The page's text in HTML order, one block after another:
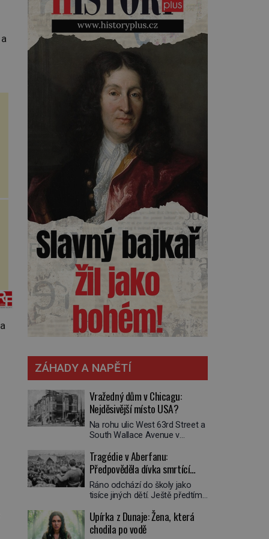
toho, napoví mu potetované
paže. Námořnická kérka je totiž
něco jako uniforma. Tetování
jako takové má velmi hlubokou
minulost. Tetovaný je už
pračlověk Ötzi, který zemřel […]
ZÁHADY A NAPĚTÍ
Vražedný dům v Chicagu:
Nejděsivější místo USA?
Na rohu ulic West 63rd Street a
South Wallace Avenue v
Nemá žádný speciální nápis ani
pamětní desku. A přesto prý
místní zaměstnanci neradi
chodí do sklepa. Právě tady
totiž sídlil sériový vrah H. H.
nejpropracovanější past na lidi
v dějinách americké
Tragédie v Aberfanu:
Předpověděla dívka smrtící
sesuv půdy?
Ráno odchází do školy jako
tisíce jiných dětí. Ještě předtím
snem. Ve škole, kterou dobře
zná, tentokrát nevidí budovu ani
spolužáky. Místo nich se před ní
Upírka z Dunaje: Žena, která
chodila po vodě